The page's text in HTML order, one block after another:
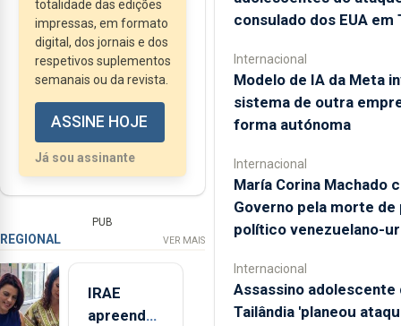
totalidade das edições
impressas, em formato
digital, dos jornais e dos
respetivos suplementos
semanais ou da revista.
ASSINE HOJE
Já sou assinante
PUB
REGIONAL VER MAIS
IRAE
apreendeu
consulado dos EUA em
Internacional
Modelo de IA da Meta
sistema de outra
forma autónoma
Internacional
María Corina Machado
Governo pela morte de
político venezuelano-
Internacional
Assassino adolescente
Tailândia 'planeou